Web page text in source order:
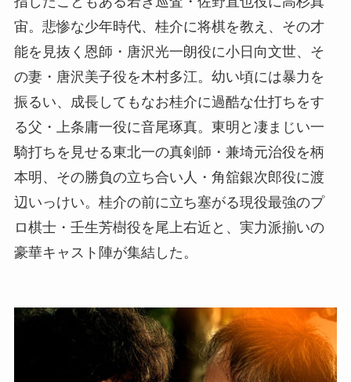
宙。悲惨な少年時代、桂介に将棋を教え、その才
能を見抜く恩師・唐沢光一朗役に小日向文世、そ
の妻・唐沢美子役を木村多江。幼い頃には暴力を
振るい、成長してもなお桂介に過酷な仕打ちをす
る父・上条庸一役に音尾琢真。東明と凄まじい一
騎打ちを見せる東北一の真剣師・兼埼元治役を柄
本明、その勝負の立ち合い人・角舘銀次郎役に渡
辺いっけい。桂介の前に立ち塞がる現役最強のプ
ロ棋士・壬生芳樹役を尾上右近と、実力派揃いの
豪華キャスト陣が集結した。